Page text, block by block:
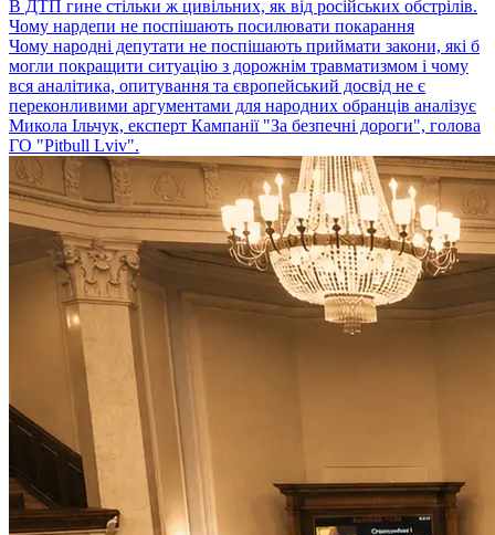
В ДТП гине стільки ж цивільних, як від російських обстрілів.
Чому нардепи не поспішають посилювати покарання
Чому народні депутати не поспішають приймати закони, які б
могли покращити ситуацію з дорожнім травматизмом і чому
вся аналітика, опитування та європейський досвід не є
переконливими аргументами для народних обранців аналізує
Микола Ільчук, експерт Кампанії "За безпечні дороги", голова
ГО "Pitbull Lviv".